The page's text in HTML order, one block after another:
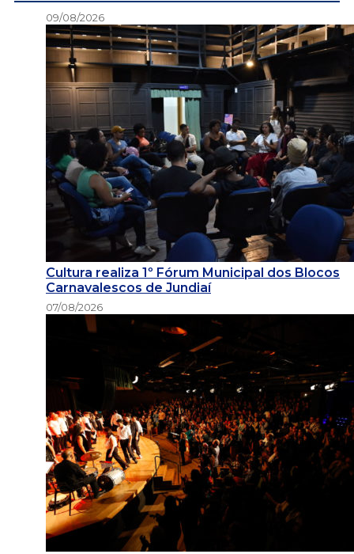
09/08/2026
Cultura realiza 1º Fórum Municipal dos Blocos
Carnavalescos de Jundiaí
07/08/2026